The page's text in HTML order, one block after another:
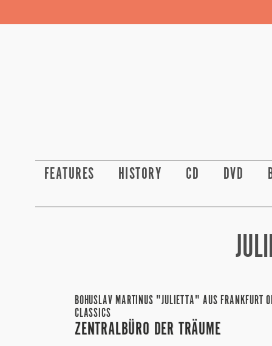
FEATURES HISTORY CD DVD
BOHUSLAV MARTINUS "JULIETTA" AUS FRANKFURT
CLASSICS
ZENTRALBÜRO DER TRÄUME